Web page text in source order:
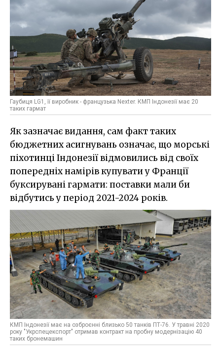
Гаубиця LG1, її виробник - французька Nexter. КМП Індонезії має 20
таких гармат
Як зазначає видання, сам факт таких
бюджетних асигнувань означає, що морські
піхотинці Індонезії відмовились від своїх
попередніх намірів купувати у Франції
буксирувані гармати: поставки мали би
відбутись у період 2021-2024 років.
КМП Індонезії має на озброєнні близько 50 танків ПТ-76. У травні 2020
року "Укрспецекспорт" отримав контракт на пробну модернізацію 40
таких бронемашин